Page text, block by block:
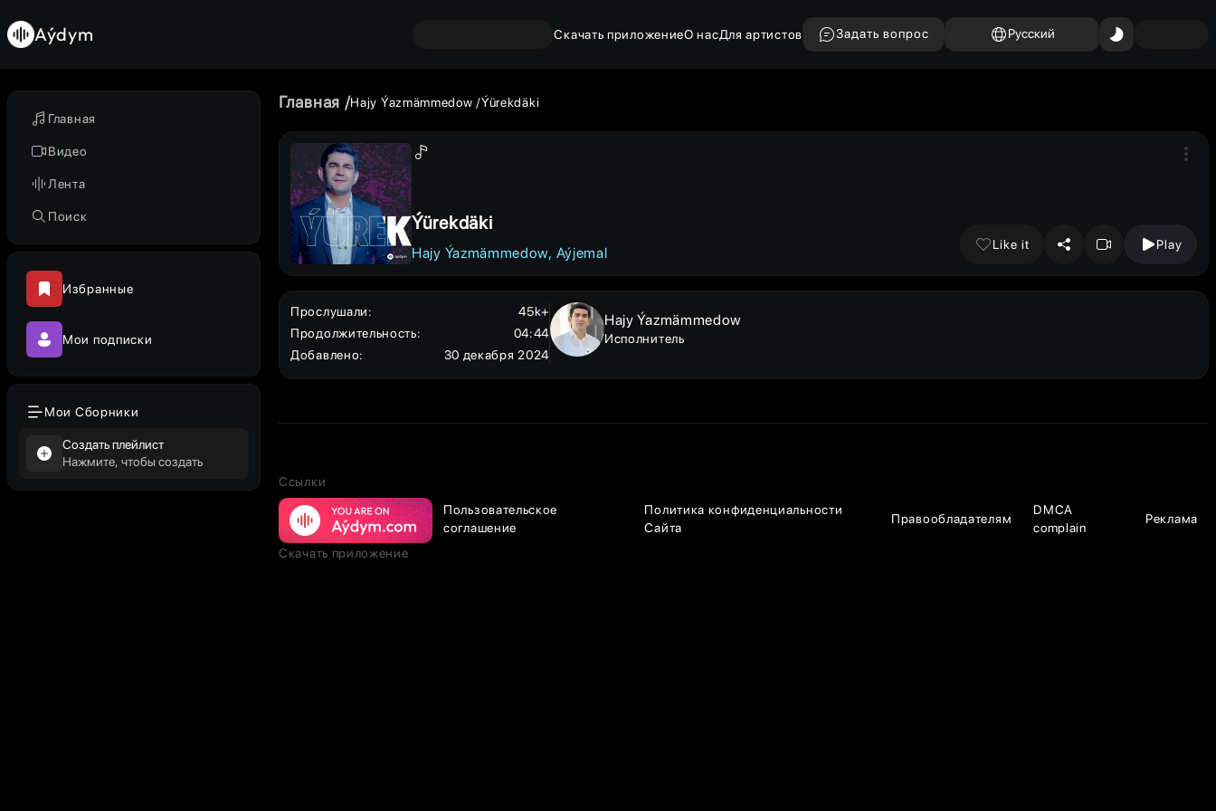
Главная
Видео
Лента
Поиск
Избранные
Мои подписки
Мои Сборники
Создать плейлист
Нажмите, чтобы создать
Aýdym Скачать приложениеО насДля артистов Задать вопрос Русский
Главная Hajy Ýazmämmedow Ýürekdäki
Ýürekdäki
Hajy Ýazmämmedow Aýjemal
Like it Play
Прослушали:
45k+
Продолжительность:
04:44
Добавлено: 30 декабря 2024
Hajy Ýazmämmedow
Исполнитель
Ссылки
Пользовательское
соглашение
Политика конфиденциальности
Сайта
Правообладателям
DMCA
complain
Реклама
Скачать приложение